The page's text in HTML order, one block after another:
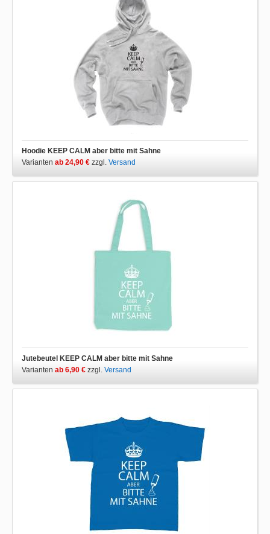
Hoodie KEEP CALM aber bitte mit Sahne
Varianten ab 24,90 € zzgl. Versand
Jutebeutel KEEP CALM aber bitte mit Sahne
Varianten ab 6,90 € zzgl. Versand